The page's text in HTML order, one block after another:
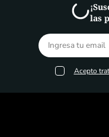
las
Acepto